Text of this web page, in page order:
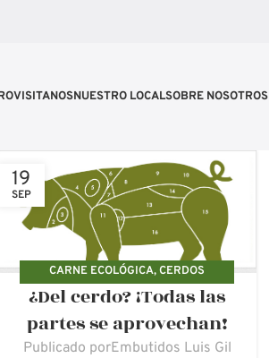
VISITANOSNUESTRO LOCALSOBRE NOSOTROS
19
SEP
CARNE ECOLÓGICA,CERDOS
ECOLÓGICOS,DUROC,EMBUTIDOS
¿Del cerdo? ¡Todas las
partes se aprovechan!
Publicado porEmbutidos Luis Gil